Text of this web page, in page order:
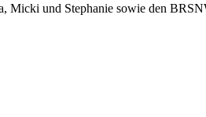
und Stephanie sowie den